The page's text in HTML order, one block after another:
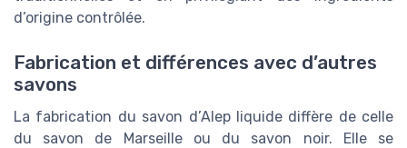
d’origine contrôlée.
Fabrication et différences avec d’autres
savons
La fabrication du savon d’Alep liquide diffère de celle
du savon de Marseille ou du savon noir. Elle se